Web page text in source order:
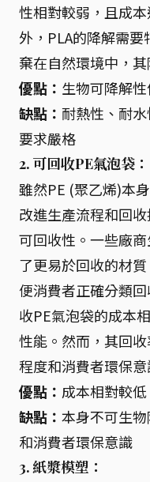
性相對較弱，且成
外，PLA的降解需
棄在自然環境中，
優點： 生物可降解
缺點： 耐熱性、耐
要求嚴格
2. 可回收PE氣泡袋：
雖然PE (聚乙烯)本
改進生產流程和回
可回收性。一些廠
了更易於回收的材
便消費者正確分類
收PE氣泡袋的成本
性能。然而，其回
程度和消費者環保意
優點： 成本相對較
缺點： 本身不可生
和消費者環保意識
3. 紙漿模塑：